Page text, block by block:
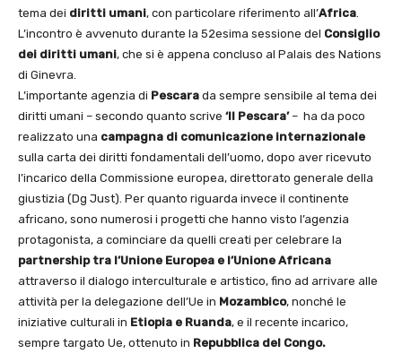
tema dei diritti umani, con particolare riferimento all’Africa.
L’incontro è avvenuto durante la 52esima sessione del Consiglio
dei diritti umani, che si è appena concluso al Palais des Nations
di Ginevra.
L’importante agenzia di Pescara da sempre sensibile al tema dei
diritti umani – secondo quanto scrive ‘Il Pescara’– ha da poco
realizzato una campagna di comunicazione internazionale
sulla carta dei diritti fondamentali dell’uomo, dopo aver ricevuto
l’incarico della Commissione europea, direttorato generale della
giustizia (Dg Just). Per quanto riguarda invece il continente
africano, sono numerosi i progetti che hanno visto l’agenzia
protagonista, a cominciare da quelli creati per celebrare la
partnership tra l’Unione Europea e l’Unione Africana
attraverso il dialogo interculturale e artistico, fino ad arrivare alle
attività per la delegazione dell’Ue in Mozambico, nonché le
iniziative culturali in Etiopia e Ruanda, e il recente incarico,
sempre targato Ue, ottenuto in Repubblica del Congo.